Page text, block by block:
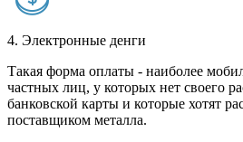
4. Электронные денги
Такая форма оплаты - наиболее
частных лиц, у которых нет своего
банковской карты и которые хотят
поставщиком металла.